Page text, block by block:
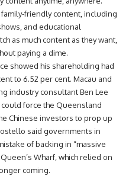
friendly content, including
and educational
as much content as they want,
paying a dime.
showed his shareholding had
to 6.52 per cent. Macau and
industry consultant Ben Lee
force the Queensland
Chinese investors to prop up
said governments in
of backing in “massive
Wharf, which relied on
coming.